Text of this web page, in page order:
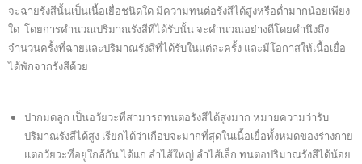
จะฉายรังสีนั้นเป็นเนื้อเยื่อชนิดใด มีความทนต่อรังสีได้สูงหรือต่ำมากน้อยเพียง
ใด โดยการคำนวณปริมาณรังสีที่ได้รับนั้น จะคำนวณอย่างดีโดยคำนึงถึง
จำนวนครั้งที่ฉายและปริมาณรังสีที่ได้รับในแต่ละครั้ง และมีโอกาสให้เนื้อเยื่อ
ได้พักจากรังสีด้วย
ปากมดลูก เป็นอวัยวะที่สามารถทนต่อรังสีได้สูงมาก หมายความว่ารับ
ปริมาณรังสีได้สูง เรียกได้ว่าเกือบจะมากที่สุดในเนื้อเยื่อทั้งหมดของร่างกาย
แต่อวัยวะที่อยู่ใกล้กัน ได้แก่ ลำไส้ใหญ่ ลำไส้เล็ก ทนต่อปริมาณรังสีได้น้อย